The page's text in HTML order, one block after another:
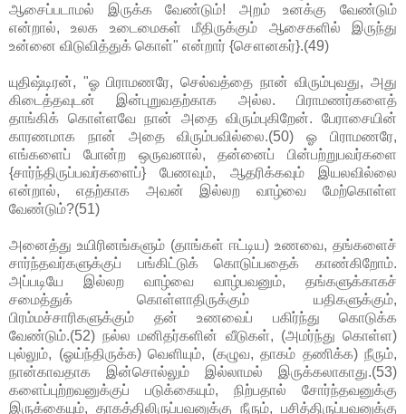
ஆசைப்படாமல் இருக்க வேண்டும்! அறம் உனக்கு வேண்டும்
என்றால், உலக உடைமைகள் மீதிருக்கும் ஆசைகளில் இருந்து
உன்னை விடுவித்துக் கொள்" என்றார் {சௌனகர்}.(49)
யுதிஷ்டிரன், "ஓ பிராமணரே, செல்வத்தை நான் விரும்புவது, அது
கிடைத்தவுடன் இன்புறுவதற்காக அல்ல. பிராமணர்களைத்
தாங்கிக் கொள்ளவே நான் அதை விரும்புகிறேன். பேராசையின்
காரணமாக நான் அதை விரும்பவில்லை.(50) ஓ பிராமணரே,
எங்களைப் போன்ற ஒருவனால், தன்னைப் பின்பற்றுபவர்களை
{சார்ந்திருப்பவர்களைப்} பேணவும், ஆதரிக்கவும் இயலவில்லை
என்றால், எதற்காக அவன் இல்லற வாழ்வை மேற்கொள்ள
வேண்டும்?(51)
அனைத்து உயிரினங்களும் (தாங்கள் ஈட்டிய) உணவை, தங்களைச்
சார்ந்தவர்களுக்குப் பங்கிட்டுக் கொடுப்பதைக் காண்கிறோம்.
அப்படியே இல்லற வாழ்வை வாழ்பவனும், தங்களுக்காகச்
சமைத்துக் கொள்ளாதிருக்கும் யதிகளுக்கும்,
பிரம்மச்சாரிகளுக்கும் தன் உணவைப் பகிர்ந்து கொடுக்க
வேண்டும்.(52) நல்ல மனிதர்களின் வீடுகள், (அமர்ந்து கொள்ள)
புல்லும், (ஓய்ந்திருக்க) வெளியும், (கழுவ, தாகம் தணிக்க) நீரும்,
நான்காவதாக இன்சொல்லும் இல்லாமல் இருக்கலாகாது.(53)
களைப்புற்றவனுக்குப் படுக்கையும், நிற்பதால் சோர்ந்தவனுக்கு
இருக்கையும், தாகத்திலிருப்பவனுக்கு நீரும், பசித்திருப்பவனுக்கு